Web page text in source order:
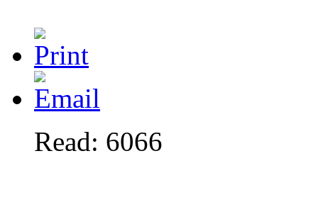
Read: 6066